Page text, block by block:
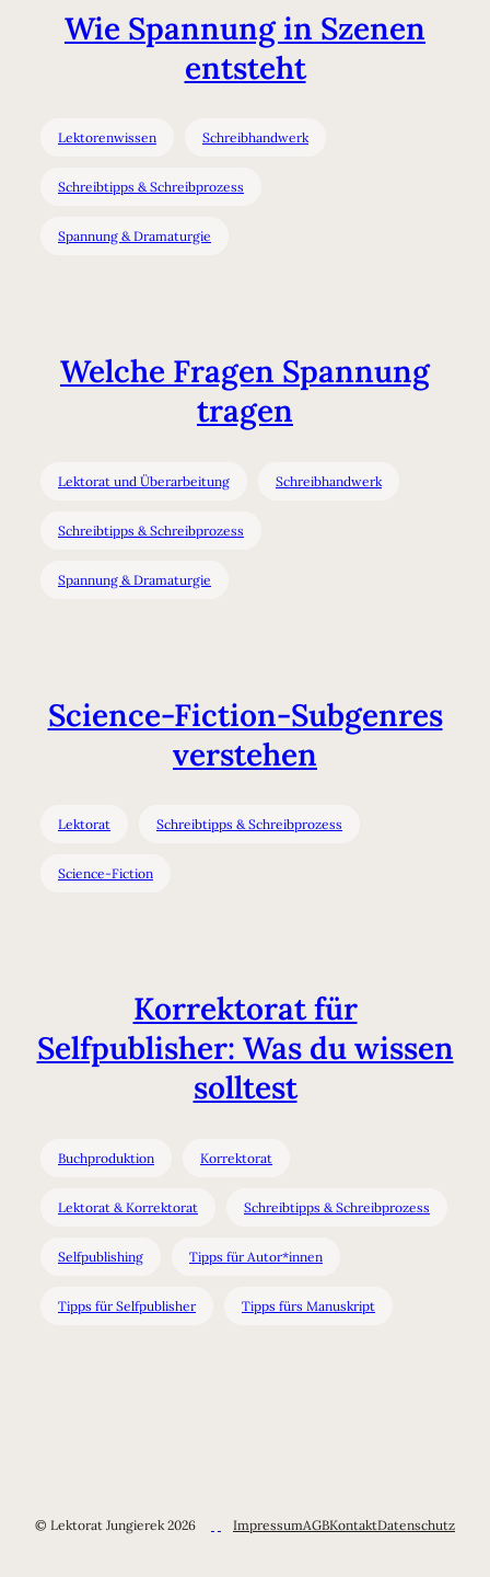
Wie Spannung in Szenen
entsteht
Lektorenwissen Schreibhandwerk
Schreibtipps & Schreibprozess
Spannung & Dramaturgie
Welche Fragen Spannung
tragen
Lektorat und Überarbeitung Schreibhandwerk
Schreibtipps & Schreibprozess
Spannung & Dramaturgie
Science-Fiction-Subgenres
verstehen
Lektorat Schreibtipps & Schreibprozess
Science-Fiction
Korrektorat für
Selfpublisher: Was du wissen
solltest
Buchproduktion Korrektorat
Lektorat & Korrektorat Schreibtipps & Schreibprozess
Selfpublishing Tipps für Autor*innen
Tipps für Selfpublisher Tipps fürs Manuskript
© Lektorat Jungierek 2026 ImpressumAGBKontaktDatenschutz